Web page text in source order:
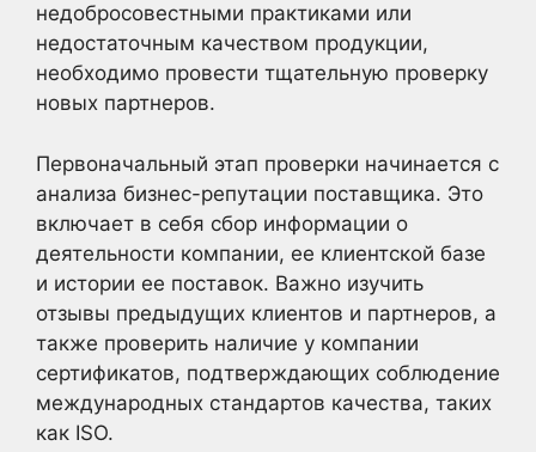
недобросовестными практиками или
недостаточным качеством продукции,
необходимо провести тщательную проверку
новых партнеров.
Первоначальный этап проверки начинается с
анализа бизнес-репутации поставщика. Это
включает в себя сбор информации о
деятельности компании, ее клиентской базе
и истории ее поставок. Важно изучить
отзывы предыдущих клиентов и партнеров, а
также проверить наличие у компании
сертификатов, подтверждающих соблюдение
международных стандартов качества, таких
как ISO.